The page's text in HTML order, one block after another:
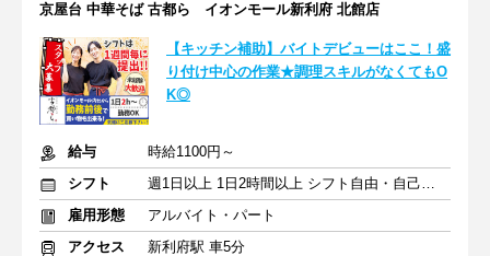
京屋台 中華そば 古都ら イオンモール新利府 北館店
【キッチン補助】バイトデビューはここ！盛
り付け中心の作業★調理スキルがなくてもO
K◎
給与
時給1100円～
シフト
週1日以上 1日2時間以上 シフト自由・自己申告
雇用形態
アルバイト・パート
アクセス
新利府駅 車5分